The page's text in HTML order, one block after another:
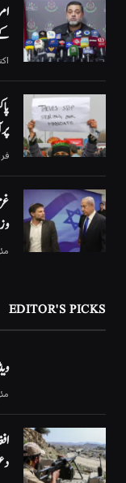
کے 8 نکات
پر
مئی
EDITOR'S PICKS
مئی